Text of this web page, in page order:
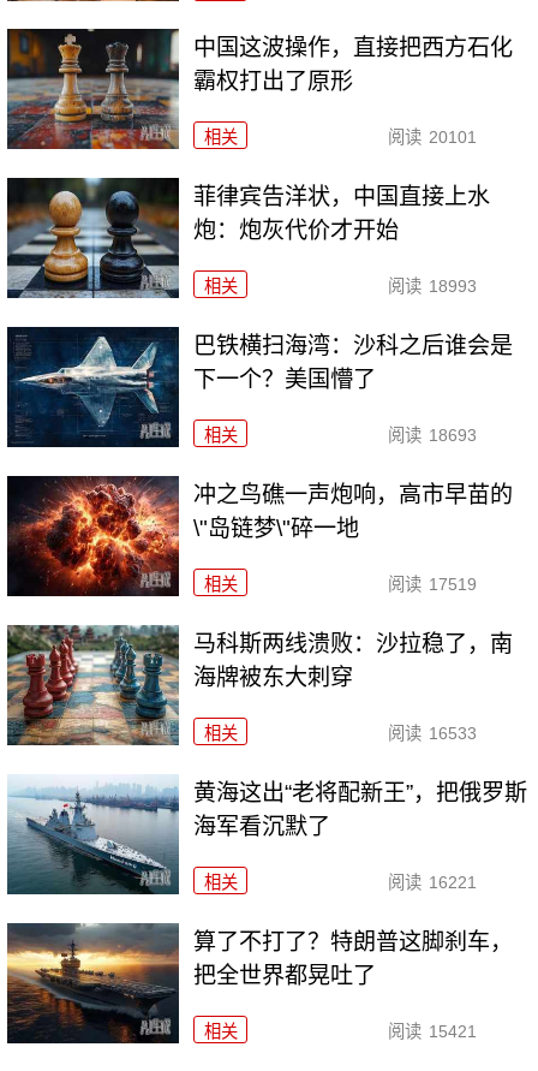
中国这波操作，直接把西方石化
霸权打出了原形
相关 阅读 20101
菲律宾告洋状，中国直接上水
炮：炮灰代价才开始
相关 阅读 18993
巴铁横扫海湾：沙科之后谁会是
下一个？美国懵了
相关 阅读 18693
冲之鸟礁一声炮响，高市早苗的
\"岛链梦\"碎一地
相关 阅读 17519
马科斯两线溃败：沙拉稳了，南
海牌被东大刺穿
相关 阅读 16533
黄海这出“老将配新王”，把俄罗斯
海军看沉默了
相关 阅读 16221
算了不打了？特朗普这脚刹车，
把全世界都晃吐了
相关 阅读 15421